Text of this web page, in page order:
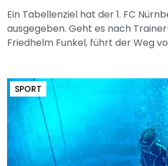
Ein Tabellenziel hat der 1. FC
ausgegeben. Geht es nach
Friedhelm Funkel, führt der Weg
SPORT